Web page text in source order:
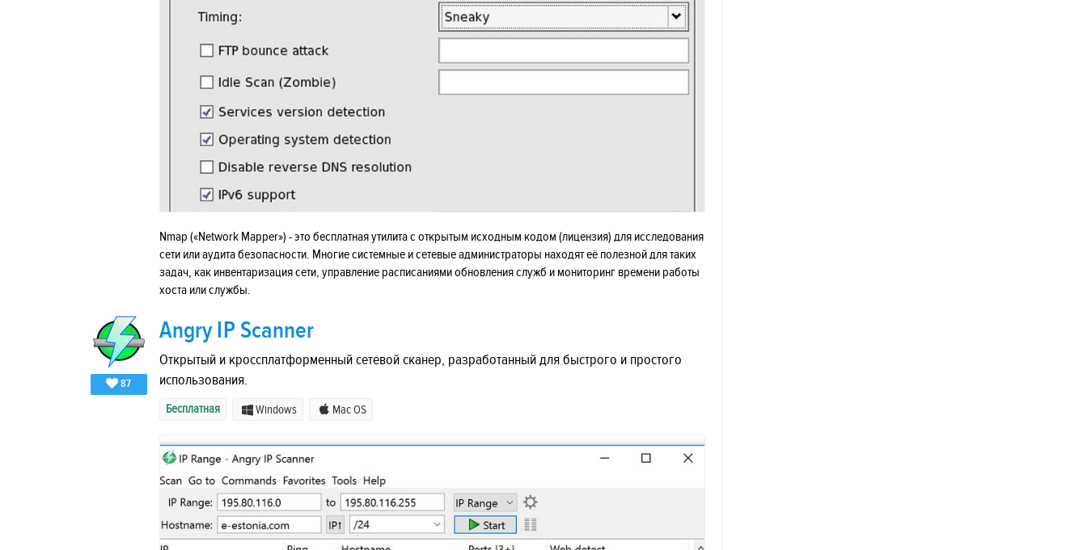
Nmap («Network Mapper») - это бесплатная утилита с открытым исходным кодом (лицензия) для исследования
сети или аудита безопасности. Многие системные и сетевые администраторы находят её полезной для таких
задач, как инвентаризация сети, управление расписаниями обновления служб и мониторинг времени работы
хоста или службы.
87
Angry IP Scanner
Открытый и кроссплатформенный сетевой сканер, разработанный для быстрого и простого
использования.
Бесплатная Windows Mac OS